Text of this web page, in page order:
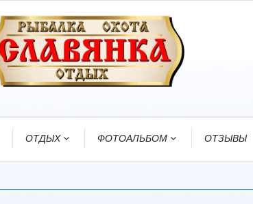
ОТДЫХ ФОТОАЛЬБОМ ОТЗЫВЫ